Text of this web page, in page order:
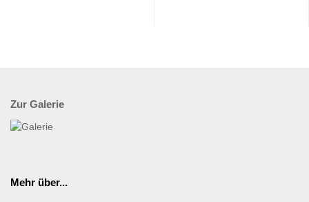
Zur Galerie
Mehr über...